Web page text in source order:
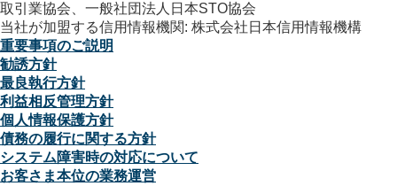
取引業協会、一般社団法人日本STO協会
当社が加盟する信用情報機関: 株式会社日本信用情報機構
重要事項のご説明
勧誘方針
最良執行方針
利益相反管理方針
個人情報保護方針
債務の履行に関する方針
システム障害時の対応について
お客さま本位の業務運営